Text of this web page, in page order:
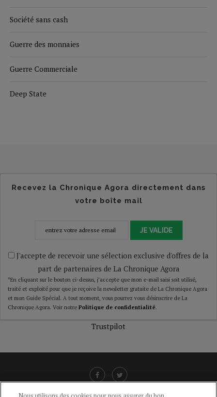
Société sans cash
Guerre des monnaies
Guerre Commerciale
Deep State
Recevez la Chronique Agora directement dans
votre boîte mail
JE VALIDE
J'accepte de recevoir une sélection exclusive d'offres de la
part de partenaires de La Chronique Agora
*En cliquant sur le bouton ci-dessus, j’accepte que mon e-mail saisi soit utilisé,
traité et exploité pour que je reçoive la newsletter gratuite de La Chronique Agora
et mon Guide Spécial. A tout moment, vous pourrez vous désinscrire de La
Chronique Agora. Voir notre Politique de confidentialité.
Trustpilot